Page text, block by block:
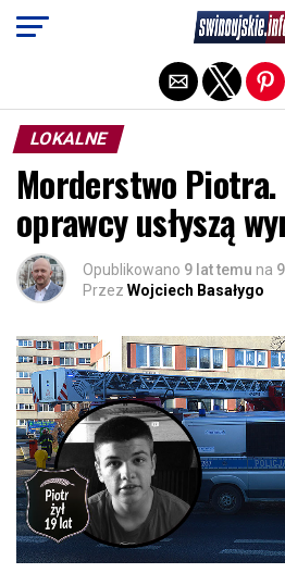
LOKALNE
Morderstwo
oprawcy usłyszą
Opublikowano 9 lat temu na
Przez Wojciech Basałygo
Exit mobile